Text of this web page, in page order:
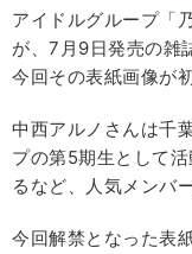
アイドルグループ「
が、7月9日発売の雑
今回その表紙画像が
中西アルノさんは千
プの第5期生として
るなど、人気メンバ
今回解禁となった表